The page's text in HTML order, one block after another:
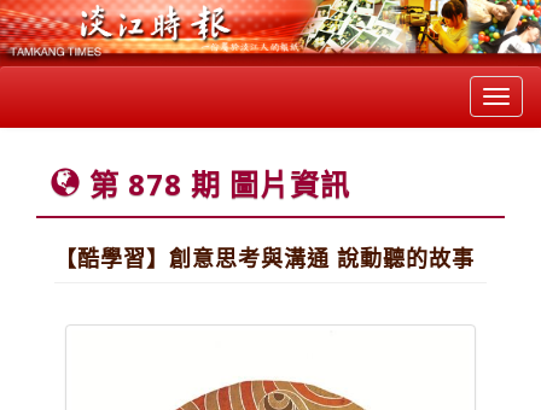
第 878 期 圖片資訊
【酷學習】創意思考與溝通 說動聽的故事